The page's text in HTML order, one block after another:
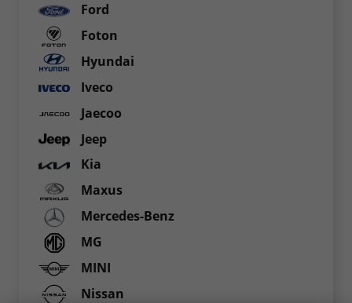
Ford
Foton
Hyundai
Iveco
Jaecoo
Jeep
Kia
Maxus
Mercedes-Benz
MG
MINI
Nissan